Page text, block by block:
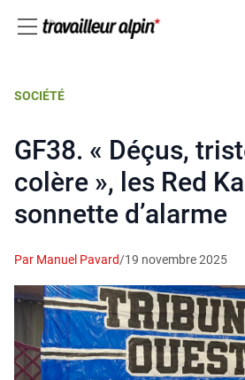
SOCIÉTÉ
GF38. « Déçus,
colère », les Red
sonnette d’alarme
Par Manuel Pavard/19 novembre 2025